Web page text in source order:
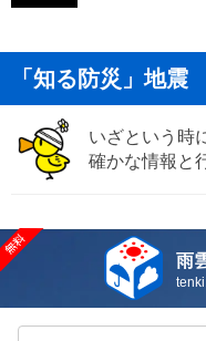
「知る防災」地震
いざという時
確かな情報と
雨